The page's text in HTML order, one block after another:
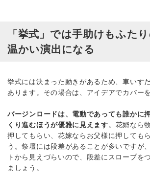
「挙式」では手助けもふた
温かい演出になる
挙式には決まった動きがあるため、車いす
あります。その場合は、アイデアでカバーを
バージンロードは、電動であっても誰かに
くり進むほうが優雅に見えます。花婿なら
押してもらい、花嫁ならお父様に押しても
う。祭壇には段差があることが多いですが
トから見えづらいので、段差にスロープを
ましょう。